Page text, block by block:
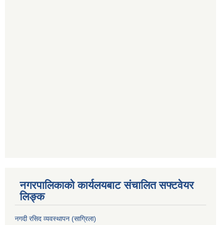
नगरपालिकाको कार्यलयबाट संचालित सफ्टवेयर
लिङ्क
नगदी रसिद व्यवस्थापन (साग्रिला)